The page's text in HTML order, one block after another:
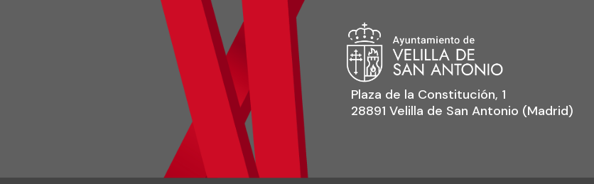
Plaza de la Constitución, 1
28891 Velilla de San Antonio (Madrid)